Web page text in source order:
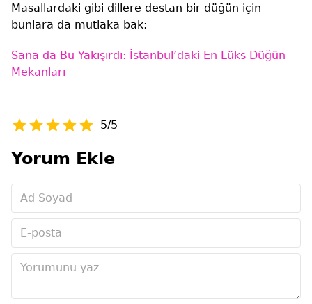
Masallardaki gibi dillere destan bir düğün için
bunlara da mutlaka bak:
Sana da Bu Yakışırdı: İstanbul’daki En Lüks Düğün
Mekanları
5/5
Yorum Ekle